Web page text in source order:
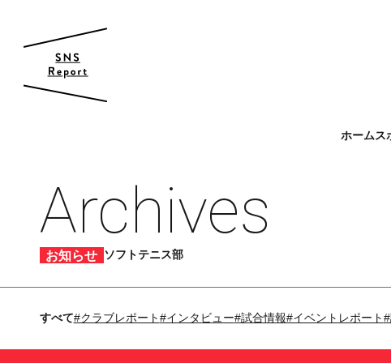
ホームス
帝京大学 スポーツ局
クラブ紹介
クラブ一覧 カレンダー
ファン・サポーター
サポーターの会カレンダー
Archives
お知らせ ソフトテニス部
すべて#クラブレポート #インタビュー#試合情報#イベントレポート